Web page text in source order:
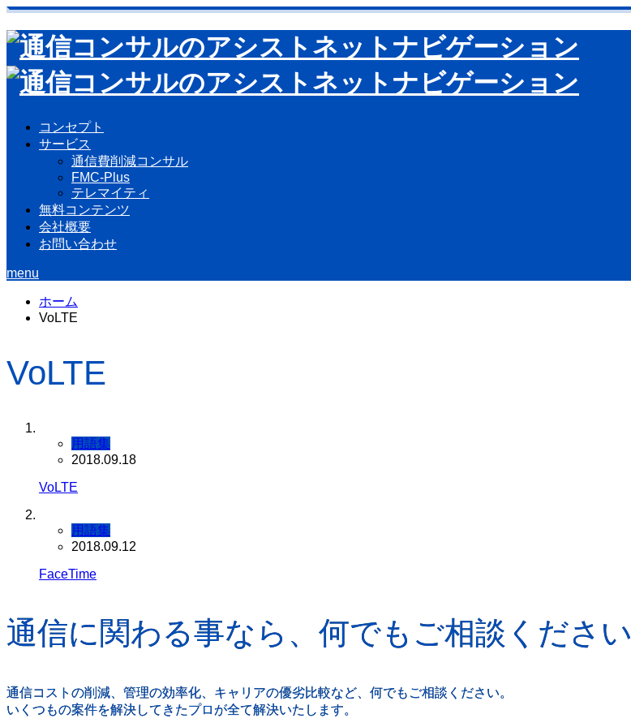
コンセプト
サービス
通信費削減コンサル
FMC-Plus
テレマイティ
無料コンテンツ
会社概要
お問い合わせ
menu
ホーム
VoLTE
VoLTE
用語集
2018.09.18
VoLTE
用語集
2018.09.12
FaceTime
通信に関わる事なら、何でもご相談ください
通信コストの削減、管理の効率化、キャリアの優劣比較など、何でもご相談ください。
いくつもの案件を解決してきたプロが全て解決いたします。